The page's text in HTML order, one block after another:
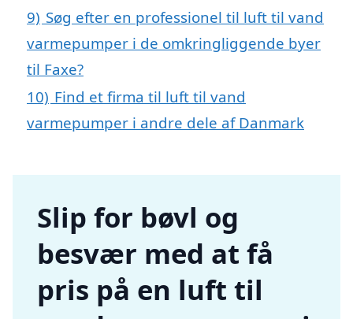
9) Søg efter en professionel til luft til vand
varmepumper i de omkringliggende byer
til Faxe?
10) Find et firma til luft til vand
varmepumper i andre dele af Danmark
Slip for bøvl og
besvær med at få
pris på en luft til